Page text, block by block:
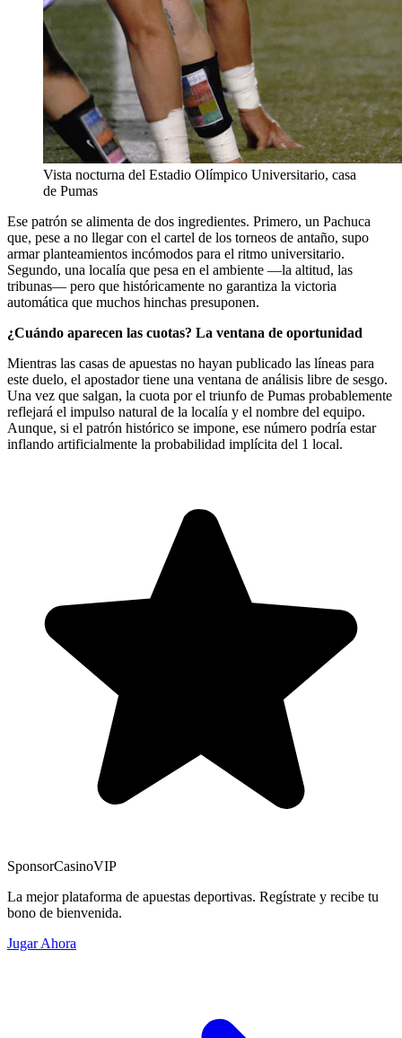
Vista nocturna del Estadio Olímpico Universitario, casa
de Pumas
Ese patrón se alimenta de dos ingredientes. Primero, un Pachuca
que, pese a no llegar con el cartel de los torneos de antaño, supo
armar planteamientos incómodos para el ritmo universitario.
Segundo, una localía que pesa en el ambiente —la altitud, las
tribunas— pero que históricamente no garantiza la victoria
automática que muchos hinchas presuponen.
¿Cuándo aparecen las cuotas? La ventana de oportunidad
Mientras las casas de apuestas no hayan publicado las líneas para
este duelo, el apostador tiene una ventana de análisis libre de sesgo.
Una vez que salgan, la cuota por el triunfo de Pumas probablemente
reflejará el impulso natural de la localía y el nombre del equipo.
Aunque, si el patrón histórico se impone, ese número podría estar
inflando artificialmente la probabilidad implícita del 1 local.
SponsorCasinoVIP
La mejor plataforma de apuestas deportivas. Regístrate y recibe tu
bono de bienvenida.
Jugar Ahora